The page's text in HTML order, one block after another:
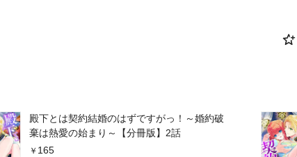
殿下とは契約結婚のはずですがっ！～婚約破
棄は熱愛の始まり～【分冊版】2話
165